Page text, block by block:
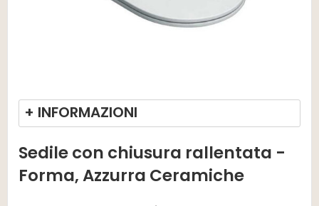
+ INFORMAZIONI
Sedile con chiusura rallentata -
Forma, Azzurra Ceramiche